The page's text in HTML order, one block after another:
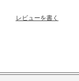
レビューを書く